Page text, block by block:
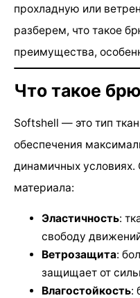
прохладную или
разберем, что такое
преимущества,
Что такое
Softshell — это тип
обеспечения
динамичных условиях.
материала:
Эластичность:
свободу
Ветрозащита:
защищает от
Влагостойкость: